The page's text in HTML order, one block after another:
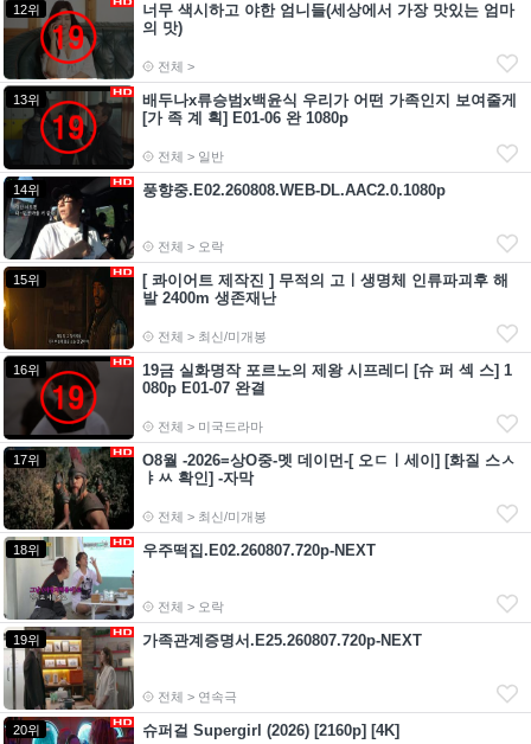
12위
너무 색시하고 야한 엄니들(세상에서 가장 맛있는 엄마
의 맛)
전체 >
13위
배두나x류승범x백윤식 우리가 어떤 가족인지 보여줄게
[가 족 계 획] E01-06 완 1080p
전체 > 일반
14위 풍향중.E02.260808.WEB-DL.AAC2.0.1080p
전체 > 오락
15위
[ 콰이어트 제작진 ] 무적의 고ㅣ생명체 인류파괴후 해
발 2400m 생존재난
전체 > 최신/미개봉
16위
19금 실화명작 포르노의 제왕 시프레디 [슈 퍼 섹 스] 1
080p E01-07 완결
전체 > 미국드라마
17위
O8월 -2026=상O중-멧 데이먼-[ 오ㄷㅣ세이] [화질 스ㅅ
ㅑㅆ 확인] -자막
전체 > 최신/미개봉
18위 우주떡집.E02.260807.720p-NEXT
전체 > 오락
19위 가족관계증명서.E25.260807.720p-NEXT
전체 > 연속극
20위 슈퍼걸 Supergirl (2026) [2160p] [4K]